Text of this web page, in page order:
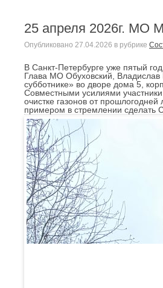
25 апреля 2026г. МО
Опубликовано 27.04.2026 в рубрике
В Санкт-Петербурге уже пятый
Глава МО Обуховский,
субботнике» во дворе дома 5,
Совместными усилиями
очистке газонов от
примером в стремлении сделать